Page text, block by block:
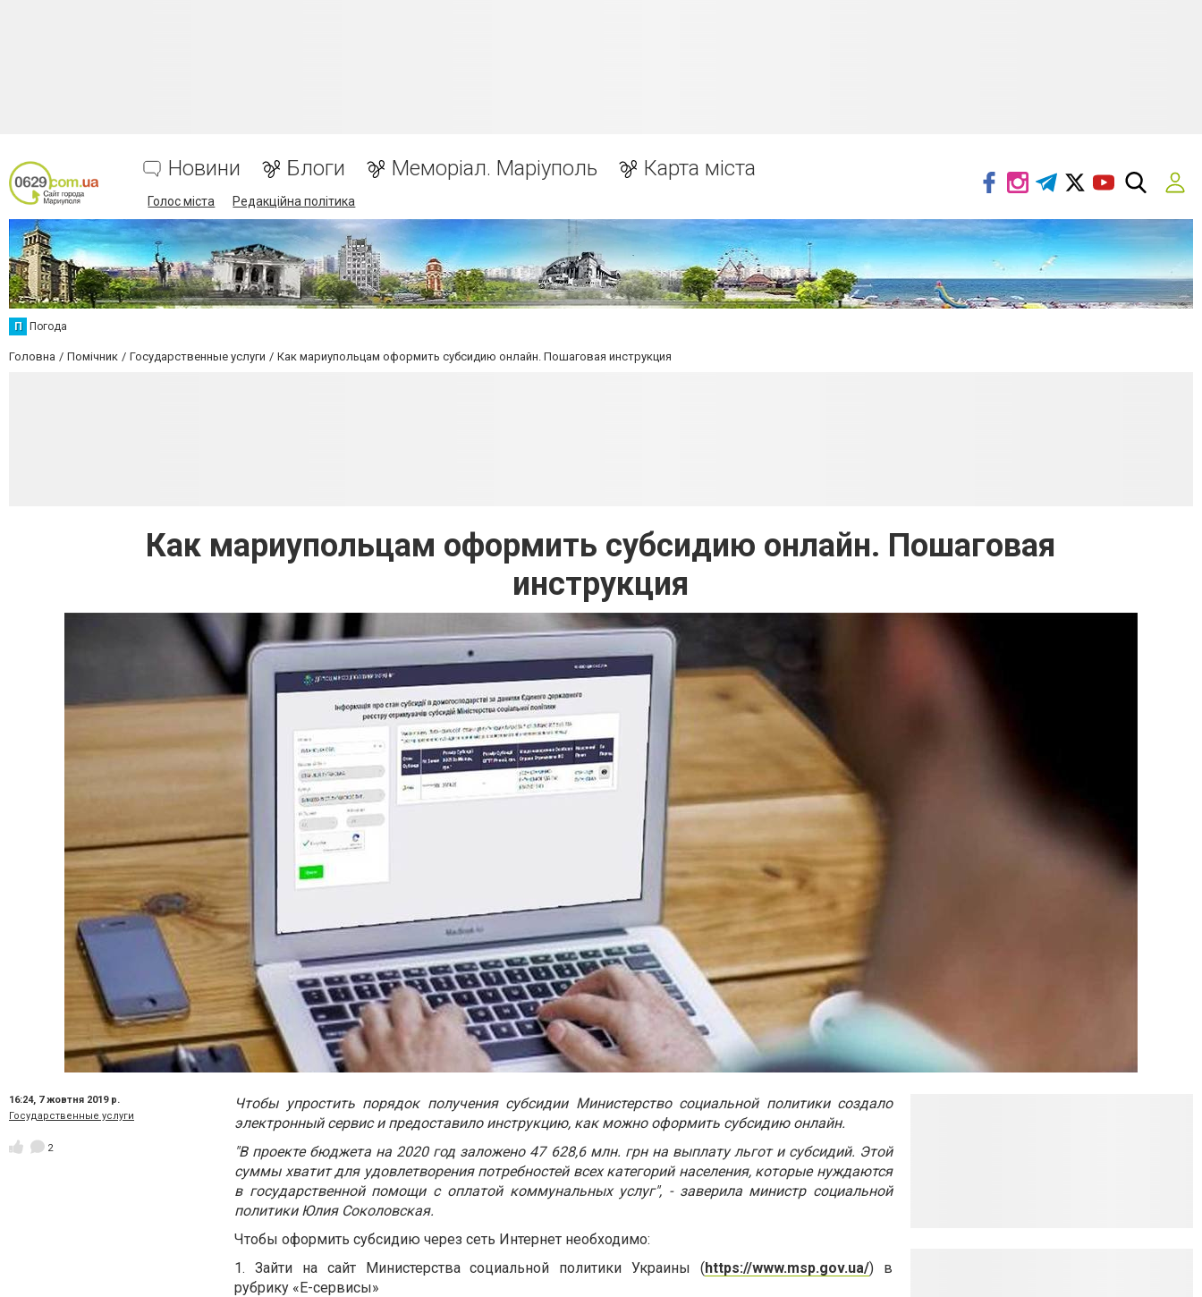
Новини Блоги Меморіал. Маріуполь Карта міста
Голос міста Редакційна політика
П Погода
Головна Помічник Государственные услуги Как мариупольцам оформить субсидию онлайн. Пошаговая инструкция
Как мариупольцам оформить субсидию онлайн. Пошаговая
инструкция
16:24, 7 жовтня 2019 р.
Государственные услуги
2
Чтобы упростить порядок получения субсидии Министерство социальной политики создало
электронный сервис и предоставило инструкцию, как можно оформить субсидию онлайн.
"В проекте бюджета на 2020 год заложено 47 628,6 млн. грн на выплату льгот и субсидий. Этой
суммы хватит для удовлетворения потребностей всех категорий населения, которые нуждаются
в государственной помощи с оплатой коммунальных услуг", - заверила министр социальной
политики Юлия Соколовская.
Чтобы оформить субсидию через сеть Интернет необходимо:
1. Зайти на сайт Министерства социальной политики Украины (https://www.msp.gov.ua/) в
рубрику «Е-сервисы»